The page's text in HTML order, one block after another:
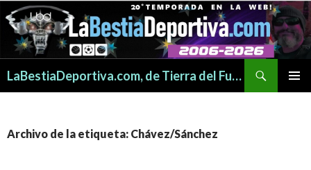
LaBestiaDeportiva.com, de Tierra del Fuego para todo el mundo
Archivo de la etiqueta: Chávez/Sánchez